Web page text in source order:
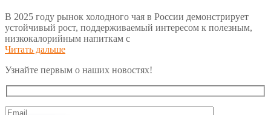
В 2025 году рынок холодного чая в России демонстрирует
устойчивый рост, поддерживаемый интересом к полезным,
низкокалорийным напиткам с
Читать дальше
Узнайте первым о наших новостях!